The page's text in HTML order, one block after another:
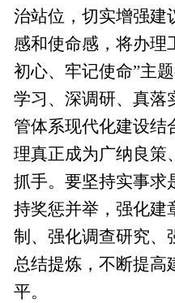
治站位，切实增强建
感和使命感，将办理
初心、牢记使命”主
学习、深调研、真落
管体系现代化建设结
理真正成为广纳良策
抓手。要坚持实事求
持奖惩并举，强化建
制、强化调查研究、
总结提炼，不断提高
平。